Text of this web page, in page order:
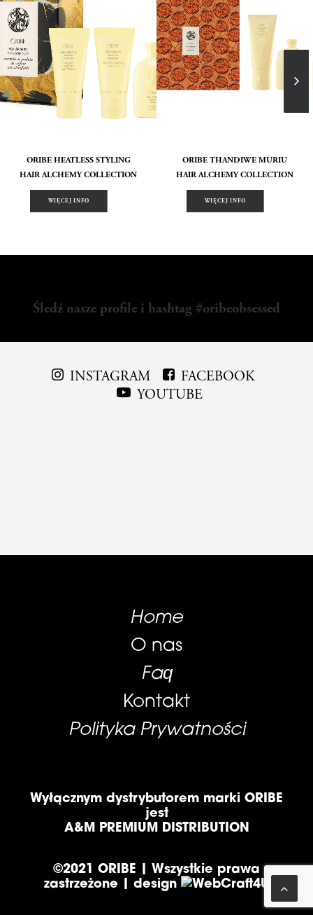
ORIBE HEATLESS STYLING
HAIR ALCHEMY COLLECTION
WIĘCEJ INFO
ORIBE THANDIWE MURIU
HAIR ALCHEMY COLLECTION
WIĘCEJ INFO
Śledź nasze profile i hashtag #oribeobsessed
INSTAGRAM
FACEBOOK
YOUTUBE
Home
O nas
Faq
Kontakt
Polityka Prywatności
©2021 ORIBE | Wszystkie prawa
zastrzeżone | design
Wyłącznym dystrybutorem marki ORIBE
jest
A&M PREMIUM DISTRIBUTION